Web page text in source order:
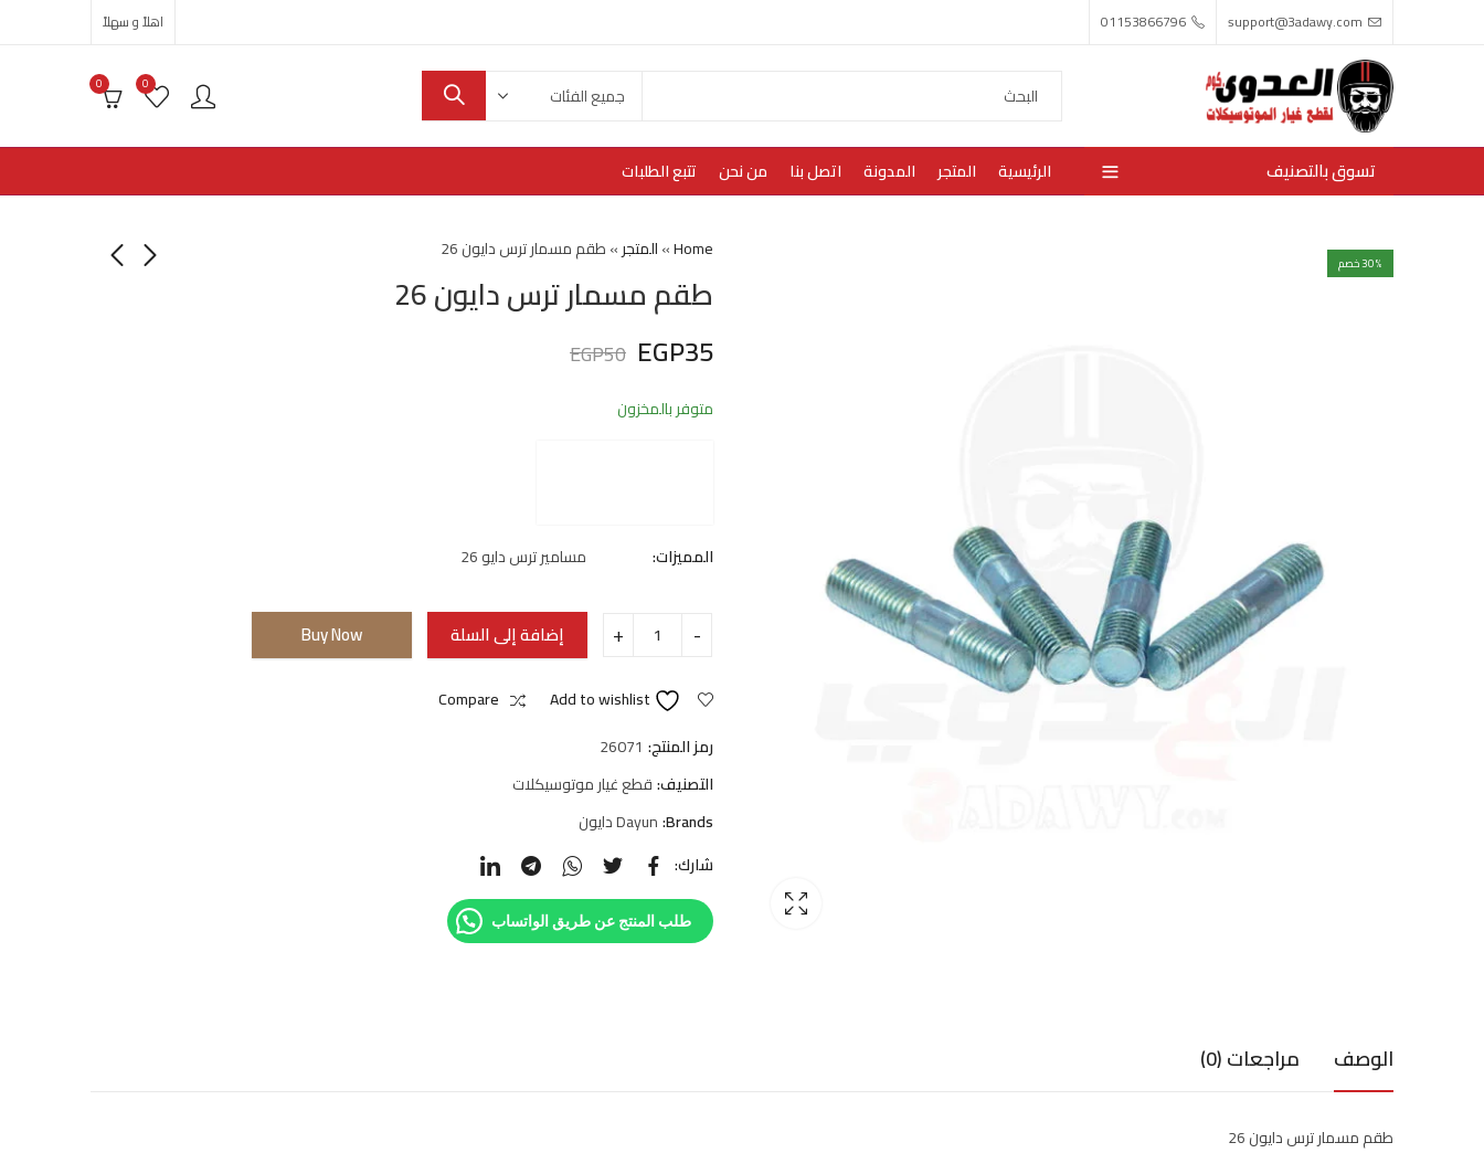
support@3adawy.com
01153866796 اهلاً و سهلاً
0
0
تسوق بالتصنيف الرئيسية المتجر المدونة اتصل بنا من نحن تتبع الطلبات
30% خصم
Home
»المتجر»طقم مسمار ترس دايون 26
طقم مسمار ترس دايون 26
EGP35
EGP50
متوفر بالمخزون
المميزات: مسامير ترس دايو 26
إضافة إلى السلة Buy Now
Add to wishlist
Compare
رمز المنتج: 26071
التصنيف:قطع غيار موتوسيكلات
Brands: Dayun دايون
شارك:
طلب المنتج عن طريق الواتساب
الوصف مراجعات (0)
طقم مسمار ترس دايون 26